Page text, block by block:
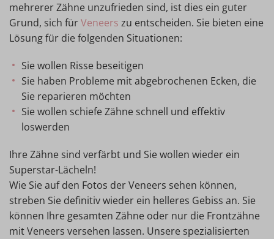
mehrerer Zähne unzufrieden sind, ist dies ein guter
Grund, sich fürVeneers zu entscheiden. Sie bieten eine
Lösung für die folgenden Situationen:
Sie wollen Risse beseitigen
Sie haben Probleme mit abgebrochenen Ecken, die
Sie reparieren möchten
Sie wollen schiefe Zähne schnell und effektiv
loswerden
Ihre Zähne sind verfärbt und Sie wollen wieder ein
Superstar-Lächeln!
Wie Sie auf den Fotos der Veneers sehen können,
streben Sie definitiv wieder ein helleres Gebiss an. Sie
können Ihre gesamten Zähne oder nur die Frontzähne
mit Veneers versehen lassen. Unsere spezialisierten